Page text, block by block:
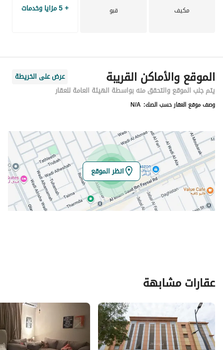
مكيف قبو + 5 مزايا وخدمات
الموقع والأماكن القريبة
عرض على الخريطة
يتم جلب الموقع والتحقق منه بواسطة الهيئة العامة للعقار
وصف موقع العقار حسب الصك: N/A
انظر الموقع
عقارات مشابهة